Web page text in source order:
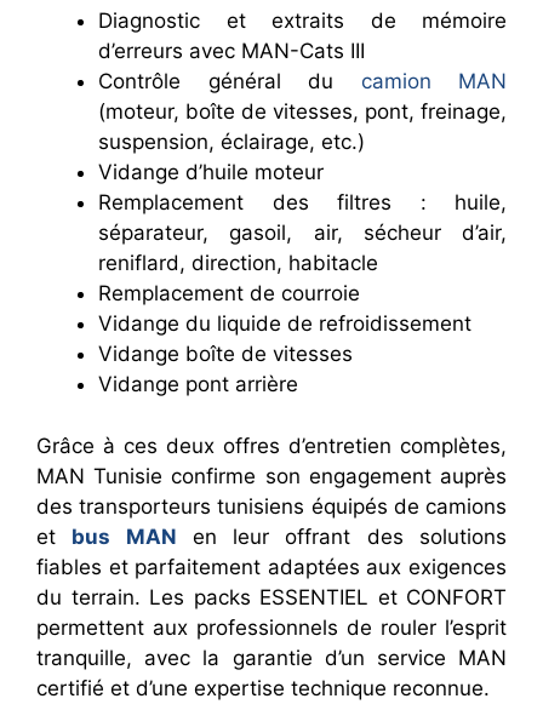
Diagnostic et extraits de mémoire
d’erreurs avec MAN-Cats III
Contrôle général du camion MAN
(moteur, boîte de vitesses, pont, freinage,
suspension, éclairage, etc.)
Vidange d’huile moteur
Remplacement des filtres : huile,
séparateur, gasoil, air, sécheur d’air,
reniflard, direction, habitacle
Remplacement de courroie
Vidange du liquide de refroidissement
Vidange boîte de vitesses
Vidange pont arrière
Grâce à ces deux offres d’entretien complètes,
MAN Tunisie confirme son engagement auprès
des transporteurs tunisiens équipés de camions
et bus MAN en leur offrant des solutions
fiables et parfaitement adaptées aux exigences
du terrain. Les packs ESSENTIEL et CONFORT
permettent aux professionnels de rouler l’esprit
tranquille, avec la garantie d’un service MAN
certifié et d’une expertise technique reconnue.